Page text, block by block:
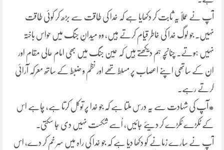
آپ نے عملاً یہ ثابت کر دکھایا ہے کہ خدا کی طاقت سے بڑھ کر کوئی طاقت
نہیں۔ جو لوگ خدا کی خاطر قیام کرتے ہیں، وہ میدانِ جنگ میں حواس باختہ
نہیں ہوتے۔ چنانچہ ہم دیکھتے ہیں کہ عین جنگ میں بھی امام عالی مقام اور
ان کے ساتھی اپنے اعصاب پر مسلط تھے اور نظم و ضبط کے ساتھ معرکہ آرائی
کرتے رہے۔
*آپ کی شہادت سے یہ درس ملتا ہے کہ جو خدا پر توکل کرتا ہے، چاہے اس
کے ٹکڑے ٹکڑے کر دیئے جائیں، اُسے شکست نہیں دی جا سکتی۔
آپ نے سارے زمانے کو دکھا دیا ہے کہ جو خدا کی راہ میں سر خم کر دے، اس